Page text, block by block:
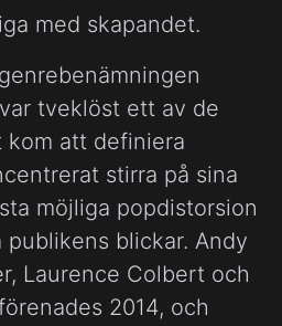
med skapandet.
tveklöst ett av de
kom att definiera
stirra på sina
möjliga popdistorsion
blickar. Andy
Laurence Colbert och
2014, och